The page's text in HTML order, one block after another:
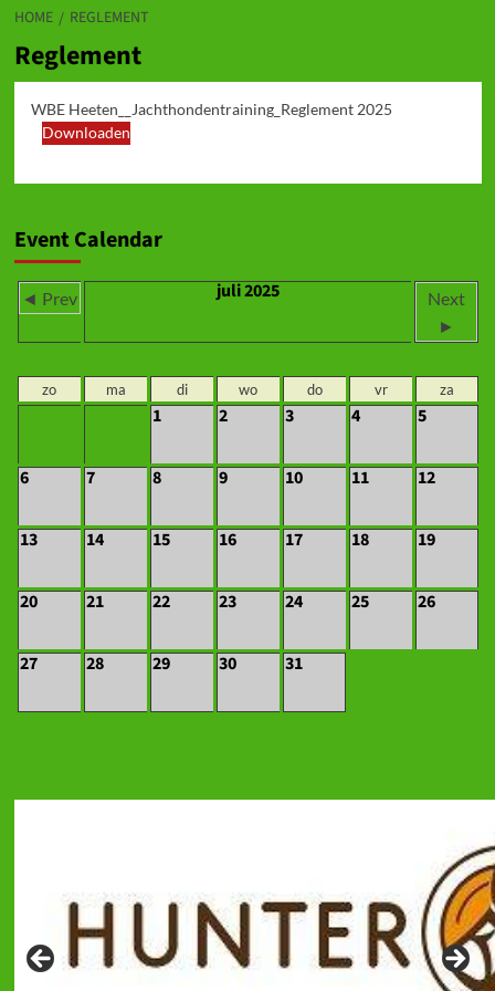
HOME REGLEMENT
Reglement
WBE Heeten__Jachthondentraining_Reglement 2025
Downloaden
Event Calendar
◄ Prev juli 2025
Next
►
zo ma di wo do vr za
1 2 3 4 5
6 7 8 9 10 11 12
13 14 15 16 17 18 19
20 21 22 23 24 25 26
27 28 29 30 31